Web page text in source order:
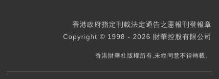
香港政府指定刊載法定通告之憲報刊登報章
Copyright © 1998 - 2026 財華控股有限公司
香港財華社版權所有,未經同意不得轉載。